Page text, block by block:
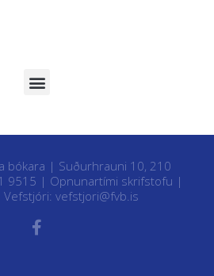
bókara | Suðurhrauni 10, 210
9515 | Opnunartími skrifstofu |
Vefstjóri: vefstjori@fvb.is